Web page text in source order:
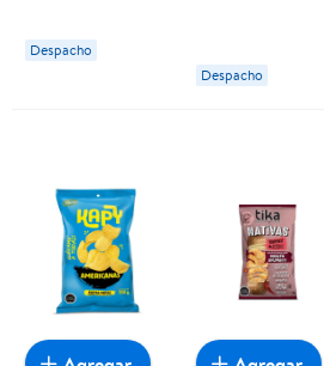
Despacho
Despacho